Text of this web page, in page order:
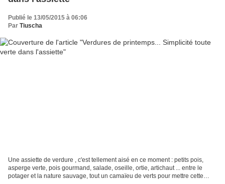
Publié le 13/05/2015 à 06:06
Par Tiuscha
Une assiette de verdure , c'est tellement aisé en ce moment : petits pois,
asperge verte, pois gourmand, salade, oseille, ortie, artichaut ... entre le
potager et la nature sauvage, tout un camaïeu de verts pour mettre cette